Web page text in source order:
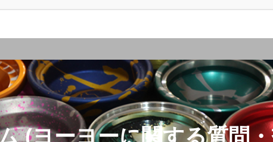
(ヨーヨーに関する質問